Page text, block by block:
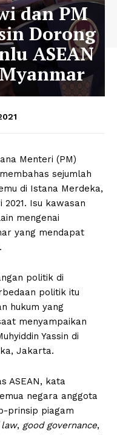
dan PM
Dorong
ASEAN
Menteri (PM)
sejumlah
di Istana Merdeka,
Isu kawasan
mengenai
yang mendapat
politik di
politik itu
hukum yang
menyampaikan
Yassin di
Jakarta.
ASEAN, kata
negara anggota
prinsip piagam
, good governance,